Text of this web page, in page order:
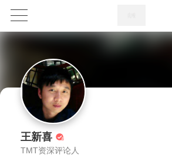
1X
王新喜
TMT资深评论人